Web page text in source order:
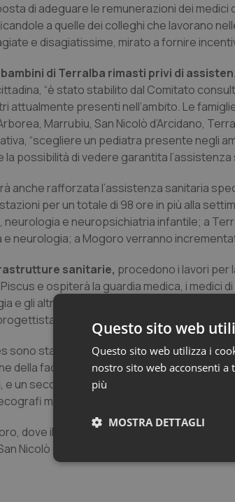
di adeguare le remunerazioni dei
a quelle dei colleghi che lavorano
e disagiatissime, mirato a fornire
di Terralba rimasti privi di
“è stato stabilito dal Comitato
attualmente presenti nell’ambito. Le
Marrubiu, San Nicolò d’Arcidano,
“scegliere un pediatra presente negli
possibilità di vedere garantita l’assistenza
anche rafforzata l’assistenza sanitaria
per un totale di 98 ore in più alla
neurologia e neuropsichiatria infantile; a
neurologia; a Mogoro verranno
sanitarie, procedono i lavori per
e ospiterà la guardia medica, i medici
e gli altri servizi sanitari del territorio. È
sono stati avviati i lavori per la
della facciata, e sono stati consegnati un
un secondo ecocolordoppler
multidisciplinari saranno a breve
dove il poliambulatorio è stato dotato di
Nicolò d’Arcidano, dove verrà ristrutturato
Questo sito web
Questo sito web utilizza i
nostro sito web acconsenti
più
MOSTRA DETTAGLI
Necessari